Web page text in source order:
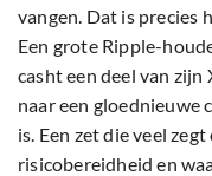
vangen. Dat is precies
Een grote Ripple-
casht een deel van
naar een gloednieuwe
is. Een zet die veel
risicobereidheid en